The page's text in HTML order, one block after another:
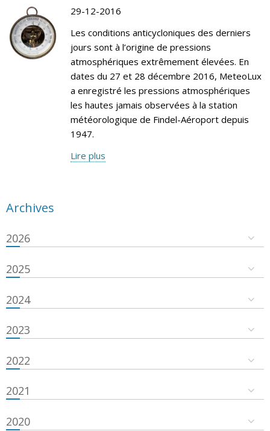
29-12-2016
Les conditions anticycloniques des derniers
jours sont à l’origine de pressions
atmosphériques extrêmement élevées. En
dates du 27 et 28 décembre 2016, MeteoLux
a enregistré les pressions atmosphériques
les hautes jamais observées à la station
météorologique de Findel-Aéroport depuis
1947.
Lire plus
Archives
2026
2025
2024
2023
2022
2021
2020